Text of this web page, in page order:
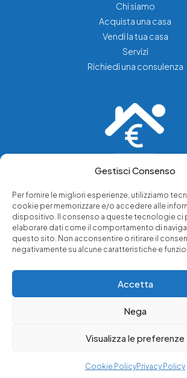
Gestisci Consenso
Per fornire le migliori esperienze, utilizziamo
cookie per memorizzare e/o accedere alle
dispositivo. Il consenso a queste tecnologie ci
elaborare dati come il comportamento di
questo sito. Non acconsentire o ritirare il
negativamente su alcune caratteristiche e
Accetta
Nega
Visualizza le preferenze
Cookie PolicyPrivacy Policy
Immobiliare Luffarelli
Chi siamo
Acquista una casa
Vendi la tua casa
Servizi
Richiedi una consulenza
Chi siamo
Servizi di tutela legale
Notizie e
14571101006 - Tutti i diritti riservati